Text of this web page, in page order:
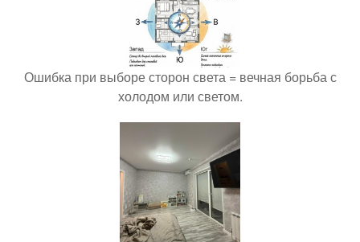
Ошибка при выборе сторон света = вечная борьба с
холодом или светом.